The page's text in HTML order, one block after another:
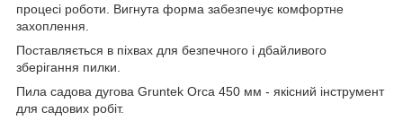
процесі роботи. Вигнута форма забезпечує комфортне
захоплення.
Поставляється в піхвах для безпечного і дбайливого
зберігання пилки.
Пила садова дугова Gruntek Orca 450 мм - якісний інструмент
для садових робіт.